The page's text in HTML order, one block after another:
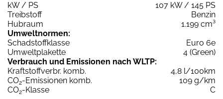
kW / PS
107 kW / 145 PS
Treibstoff
Benzin
Hubraum
1.199 cm³
Umweltnormen:
Schadstoffklasse
Euro 6e
Umweltplakette
4 (Green)
Verbrauch und Emissionen nach WLTP:
Kraftstoffverbr. komb.
4,8 l/100km
CO2-Emissionen komb.
109 g/km
CO2-Klasse
C